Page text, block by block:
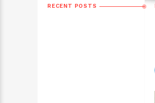
RECENT POSTS